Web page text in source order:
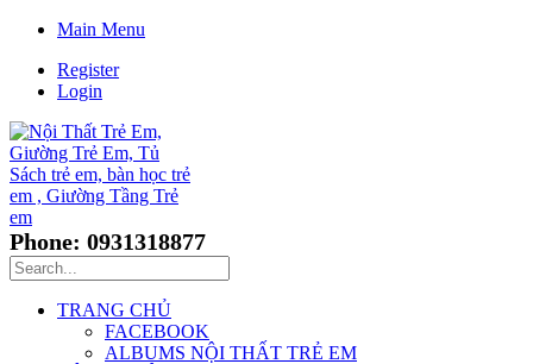
Main Menu
Register
Login
Phone: 0931318877
TRANG CHỦ
FACEBOOK
ALBUMS NỘI THẤT TRẺ EM